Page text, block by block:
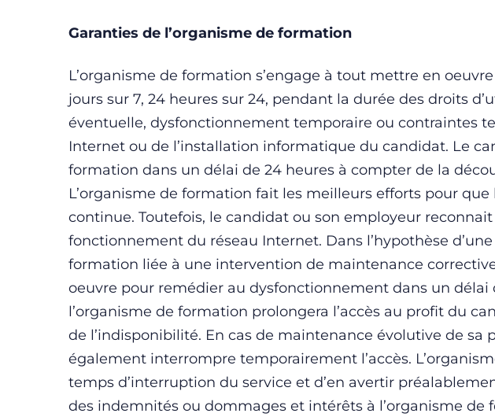
Garanties de l’organisme de formation
L’organisme de formation s’engage à tout mettre en
jours sur 7, 24 heures sur 24, pendant la durée des droits
éventuelle, dysfonctionnement temporaire ou contraintes
Internet ou de l’installation informatique du candidat. Le
formation dans un délai de 24 heures à compter de la
L’organisme de formation fait les meilleurs efforts pour
continue. Toutefois, le candidat ou son employeur
fonctionnement du réseau Internet. Dans l’hypothèse
formation liée à une intervention de maintenance
oeuvre pour remédier au dysfonctionnement dans un délai
l’organisme de formation prolongera l’accès au profit du
de l’indisponibilité. En cas de maintenance évolutive de sa
également interrompre temporairement l’accès.
temps d’interruption du service et d’en avertir
des indemnités ou dommages et intérêts à l’organisme de